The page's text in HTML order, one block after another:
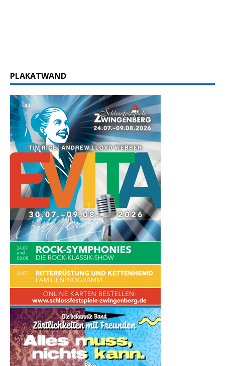
PLAKATWAND